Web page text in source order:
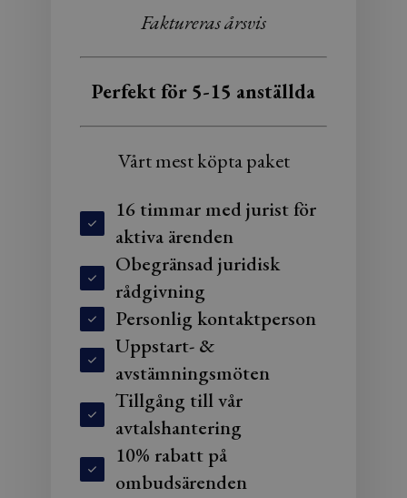
Faktureras årsvis
Perfekt för 5-15 anställda
Vårt mest köpta paket
16 timmar med jurist för
aktiva ärenden
Obegränsad juridisk
rådgivning
Personlig kontaktperson
Uppstart- &
avstämningsmöten
Tillgång till vår
avtalshantering
10% rabatt på
ombudsärenden